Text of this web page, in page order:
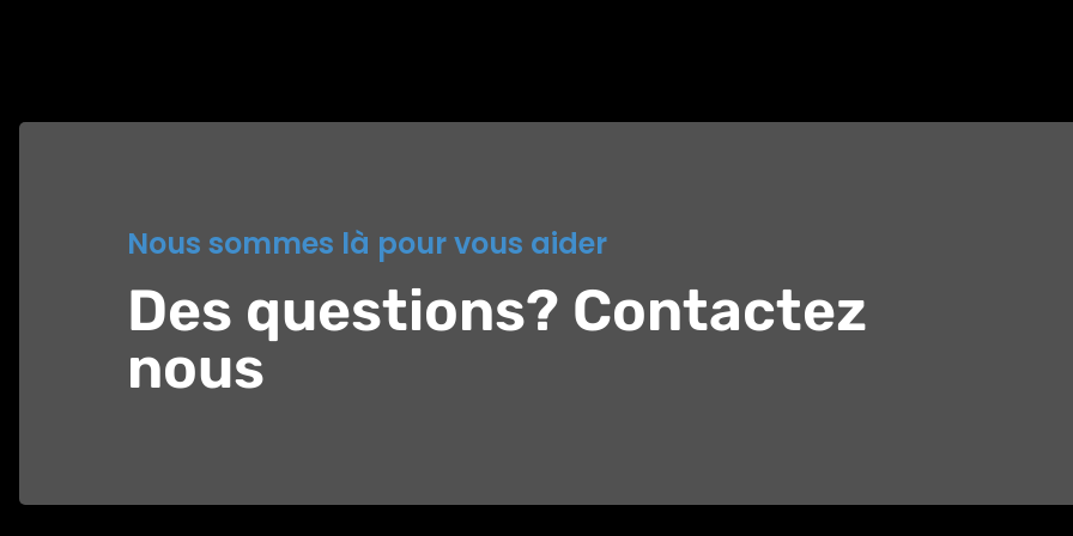
Nous sommes là pour vous aider
Des questions? Contactez
nous